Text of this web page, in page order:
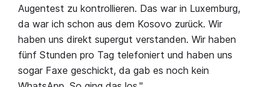
Augentest zu kontrollieren. Das war in Luxemburg,
da war ich schon aus dem Kosovo zurück. Wir
haben uns direkt supergut verstanden. Wir haben
fünf Stunden pro Tag telefoniert und haben uns
sogar Faxe geschickt, da gab es noch kein